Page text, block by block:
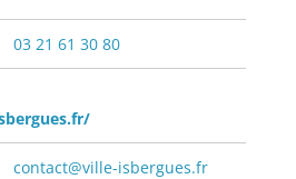
03 21 61 30 80
contact@ville-isbergues.fr